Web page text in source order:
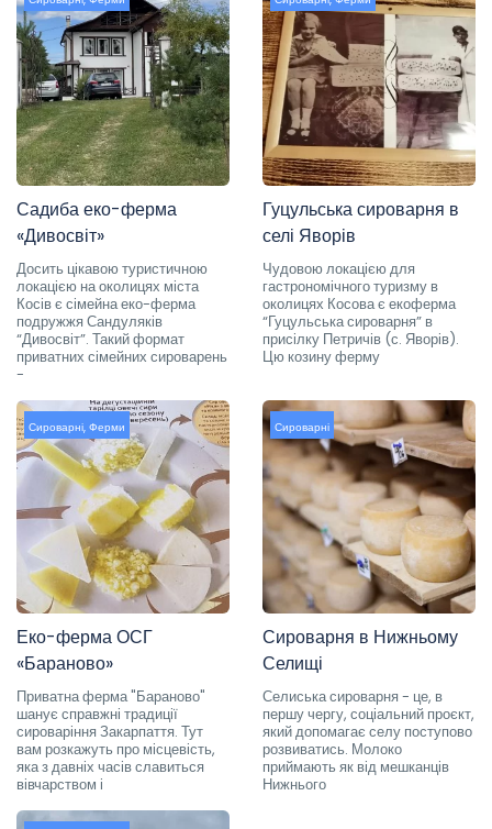
Садиба еко-ферма
«Дивосвіт»
Досить цікавою туристичною
локацією на околицях міста
Косів є сімейна еко-ферма
подружжя Сандуляків
“Дивосвіт”. Такий формат
приватних сімейних сироварень
-
Гуцульська сироварня в
селі Яворів
Чудовою локацією для
гастрономічного туризму в
околицях Косова є екоферма
“Гуцульська сироварня” в
присілку Петричів (с. Яворів).
Цю козину ферму
Сироварні, Ферми
Еко-ферма ОСГ
«Бараново»
Приватна ферма "Бараново"
шанує справжні традиції
сироваріння Закарпаття. Тут
вам розкажуть про місцевість,
яка з давніх часів славиться
вівчарством і
Сироварні
Сироварня в Нижньому
Селищі
Селиська сироварня - це, в
першу чергу, соціальний проєкт,
який допомагає селу поступово
розвиватись. Молоко
приймають як від мешканців
Нижнього